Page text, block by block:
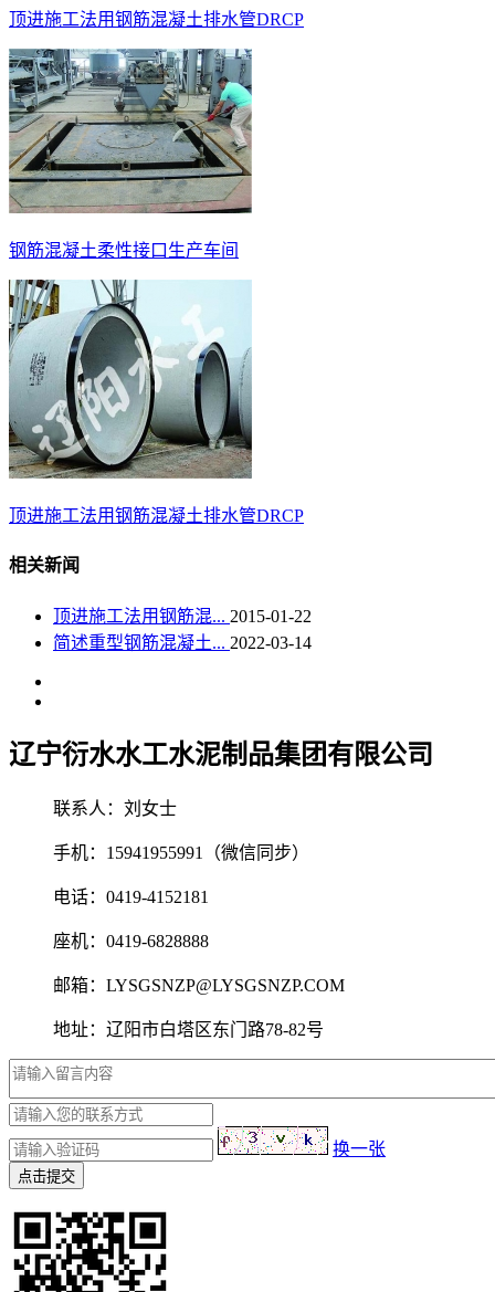
顶进施工法用钢筋混凝土排水管DRCP
钢筋混凝土柔性接口生产车间
顶进施工法用钢筋混凝土排水管DRCP
相关新闻
顶进施工法用钢筋混... 2015-01-22
简述重型钢筋混凝土... 2022-03-14
辽宁衍水水工水泥制品集团有限公司
联系人：刘女士
手机：15941955991（微信同步）
电话：0419-4152181
座机：0419-6828888
邮箱：LYSGSNZP@LYSGSNZP.COM
地址：辽阳市白塔区东门路78-82号
换一张